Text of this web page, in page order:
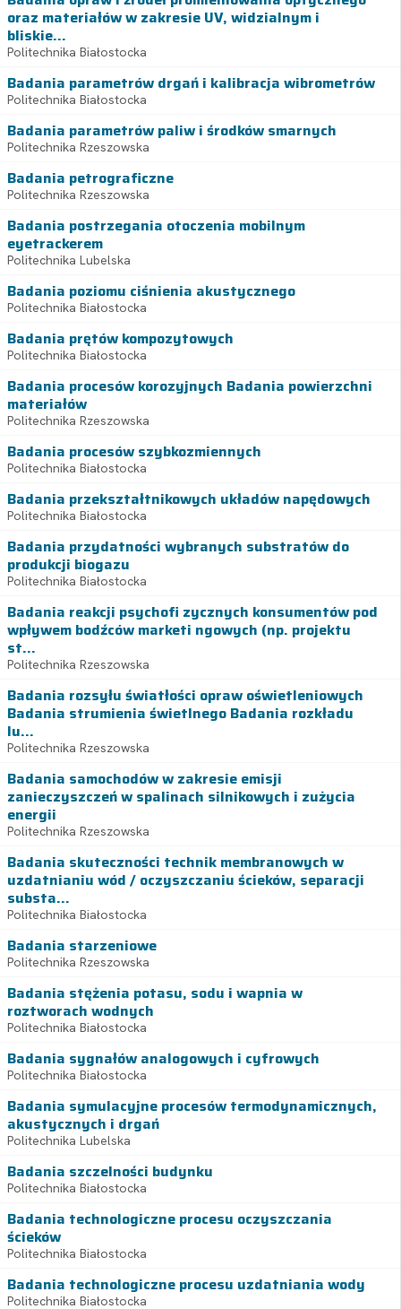
oraz materiałów w zakresie UV, widzialnym i
bliskie...
Politechnika Białostocka
Badania parametrów drgań i kalibracja wibrometrów
Politechnika Białostocka
Badania parametrów paliw i środków smarnych
Politechnika Rzeszowska
Badania petrograficzne
Politechnika Rzeszowska
Badania postrzegania otoczenia mobilnym
eyetrackerem
Politechnika Lubelska
Badania poziomu ciśnienia akustycznego
Politechnika Białostocka
Badania prętów kompozytowych
Politechnika Białostocka
Badania procesów korozyjnych Badania powierzchni
materiałów
Politechnika Rzeszowska
Badania procesów szybkozmiennych
Politechnika Białostocka
Badania przekształtnikowych układów napędowych
Politechnika Białostocka
Badania przydatności wybranych substratów do
produkcji biogazu
Politechnika Białostocka
Badania reakcji psychofi zycznych konsumentów pod
wpływem bodźców marketi ngowych (np. projektu
st...
Politechnika Rzeszowska
Badania rozsyłu światłości opraw oświetleniowych
Badania strumienia świetlnego Badania rozkładu
lu...
Politechnika Rzeszowska
Badania samochodów w zakresie emisji
zanieczyszczeń w spalinach silnikowych i zużycia
energii
Politechnika Rzeszowska
Badania skuteczności technik membranowych w
uzdatnianiu wód / oczyszczaniu ścieków, separacji
substa...
Politechnika Białostocka
Badania starzeniowe
Politechnika Rzeszowska
Badania stężenia potasu, sodu i wapnia w
roztworach wodnych
Politechnika Białostocka
Badania sygnałów analogowych i cyfrowych
Politechnika Białostocka
Badania symulacyjne procesów termodynamicznych,
akustycznych i drgań
Politechnika Lubelska
Badania szczelności budynku
Politechnika Białostocka
Badania technologiczne procesu oczyszczania
ścieków
Politechnika Białostocka
Badania technologiczne procesu uzdatniania wody
Politechnika Białostocka